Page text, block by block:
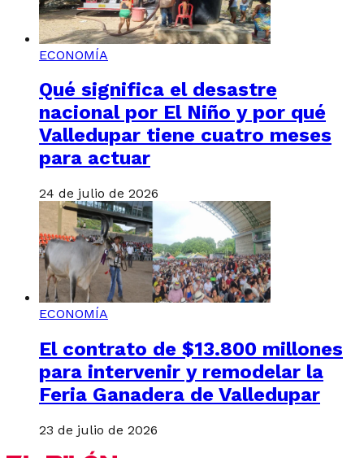
ECONOMÍA
Qué significa el desastre
nacional por El Niño y por qué
Valledupar tiene cuatro meses
para actuar
24 de julio de 2026
ECONOMÍA
El contrato de $13.800 millones
para intervenir y remodelar la
Feria Ganadera de Valledupar
23 de julio de 2026